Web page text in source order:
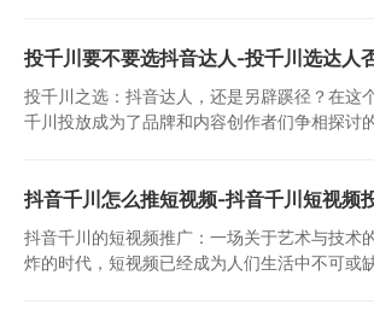
投千川要不要选抖音达人-投千川选达人
投千川之选：抖音达人，还是另辟蹊径？在这
千川投放成为了品牌和内容创作者们争相探讨
抖音千川怎么推短视频-抖音千川短视频
抖音千川的短视频推广：一场关于艺术与技术
炸的时代，短视频已经成为人们生活中不可或